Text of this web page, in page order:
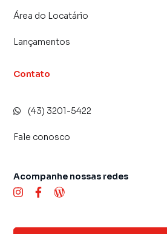
Ideal para quem busca um lar
pessoalmente!
Área do Locatário
Lançamentos
Contato
(43) 3201-5422
Fale conosco
Acompanhe nossas redes